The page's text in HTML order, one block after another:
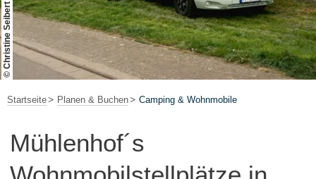
Leichte SpracheUnterkünfteErlebnisse buchen
© Christine Seibert
Startseite Planen & Buchen Camping & Wohnmobile
Mühlenhof´s